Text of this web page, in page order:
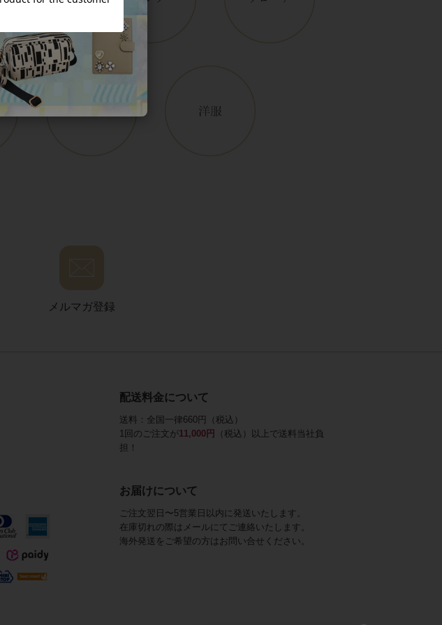
メルマガ登録
配送料金について
送料：全国一律660円（税込）
1回のご注文が11,000円
（税込）以上で送料当社負
担！
お届けについて
ご注文翌日〜5営業日以内に発送いたします。
在庫切れの際はメールにてご連絡いたします。
海外発送をご希望の方はお問い合せください。